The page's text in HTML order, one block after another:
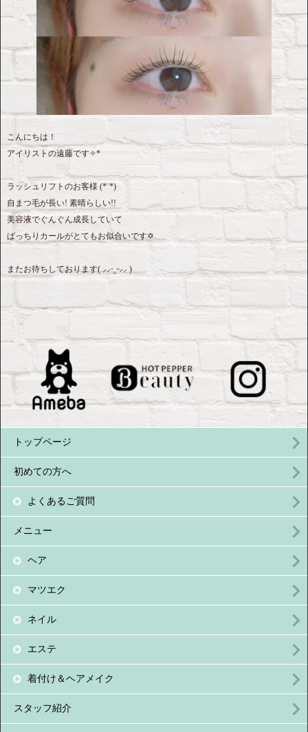
こんにちは！
アイリストの遠藤です✧*
ラッシュリフトのお客様 (*¨*)
自まつ毛が長い! 素晴らしい!!
美容液でぐんぐん成長していて
ぱっちりカールがとてもお似合いです✡︎
またお待ちしております( ⸝⸝ᵕ ̫ ᵕ⸝⸝ )
トップページ
初めての方へ
よくあるご質問
メニュー
ヘア
マツエク
ネイル
エステ
着付け＆ヘアメイク
スタッフ紹介